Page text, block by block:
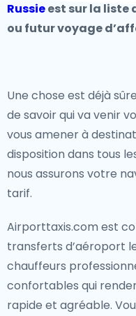
Russieest sur la liste
ou futur voyage
Une chose est déjà
de savoir qui va venir
vous amener à
disposition dans tous
nous assurons votre
tarif.
Airporttaxis.com est
transferts d’aéroport
chauffeurs
confortables qui
rapide et agréable.